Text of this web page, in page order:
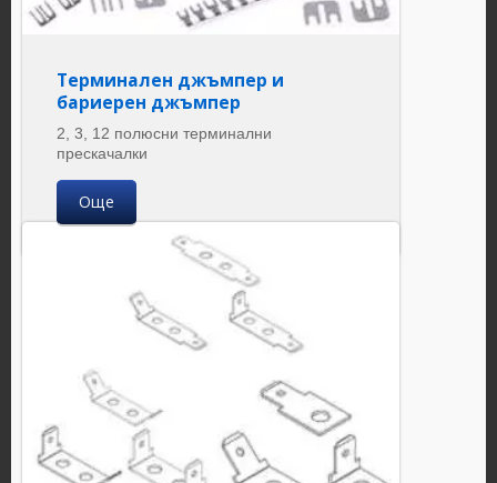
Терминален джъмпер и
бариерен джъмпер
2, 3, 12 полюсни терминални
прескачалки
Още